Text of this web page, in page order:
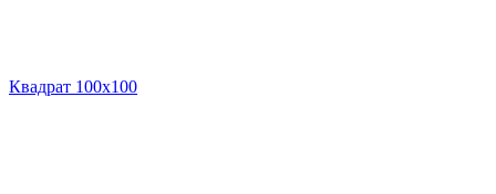
Квадрат 100х100